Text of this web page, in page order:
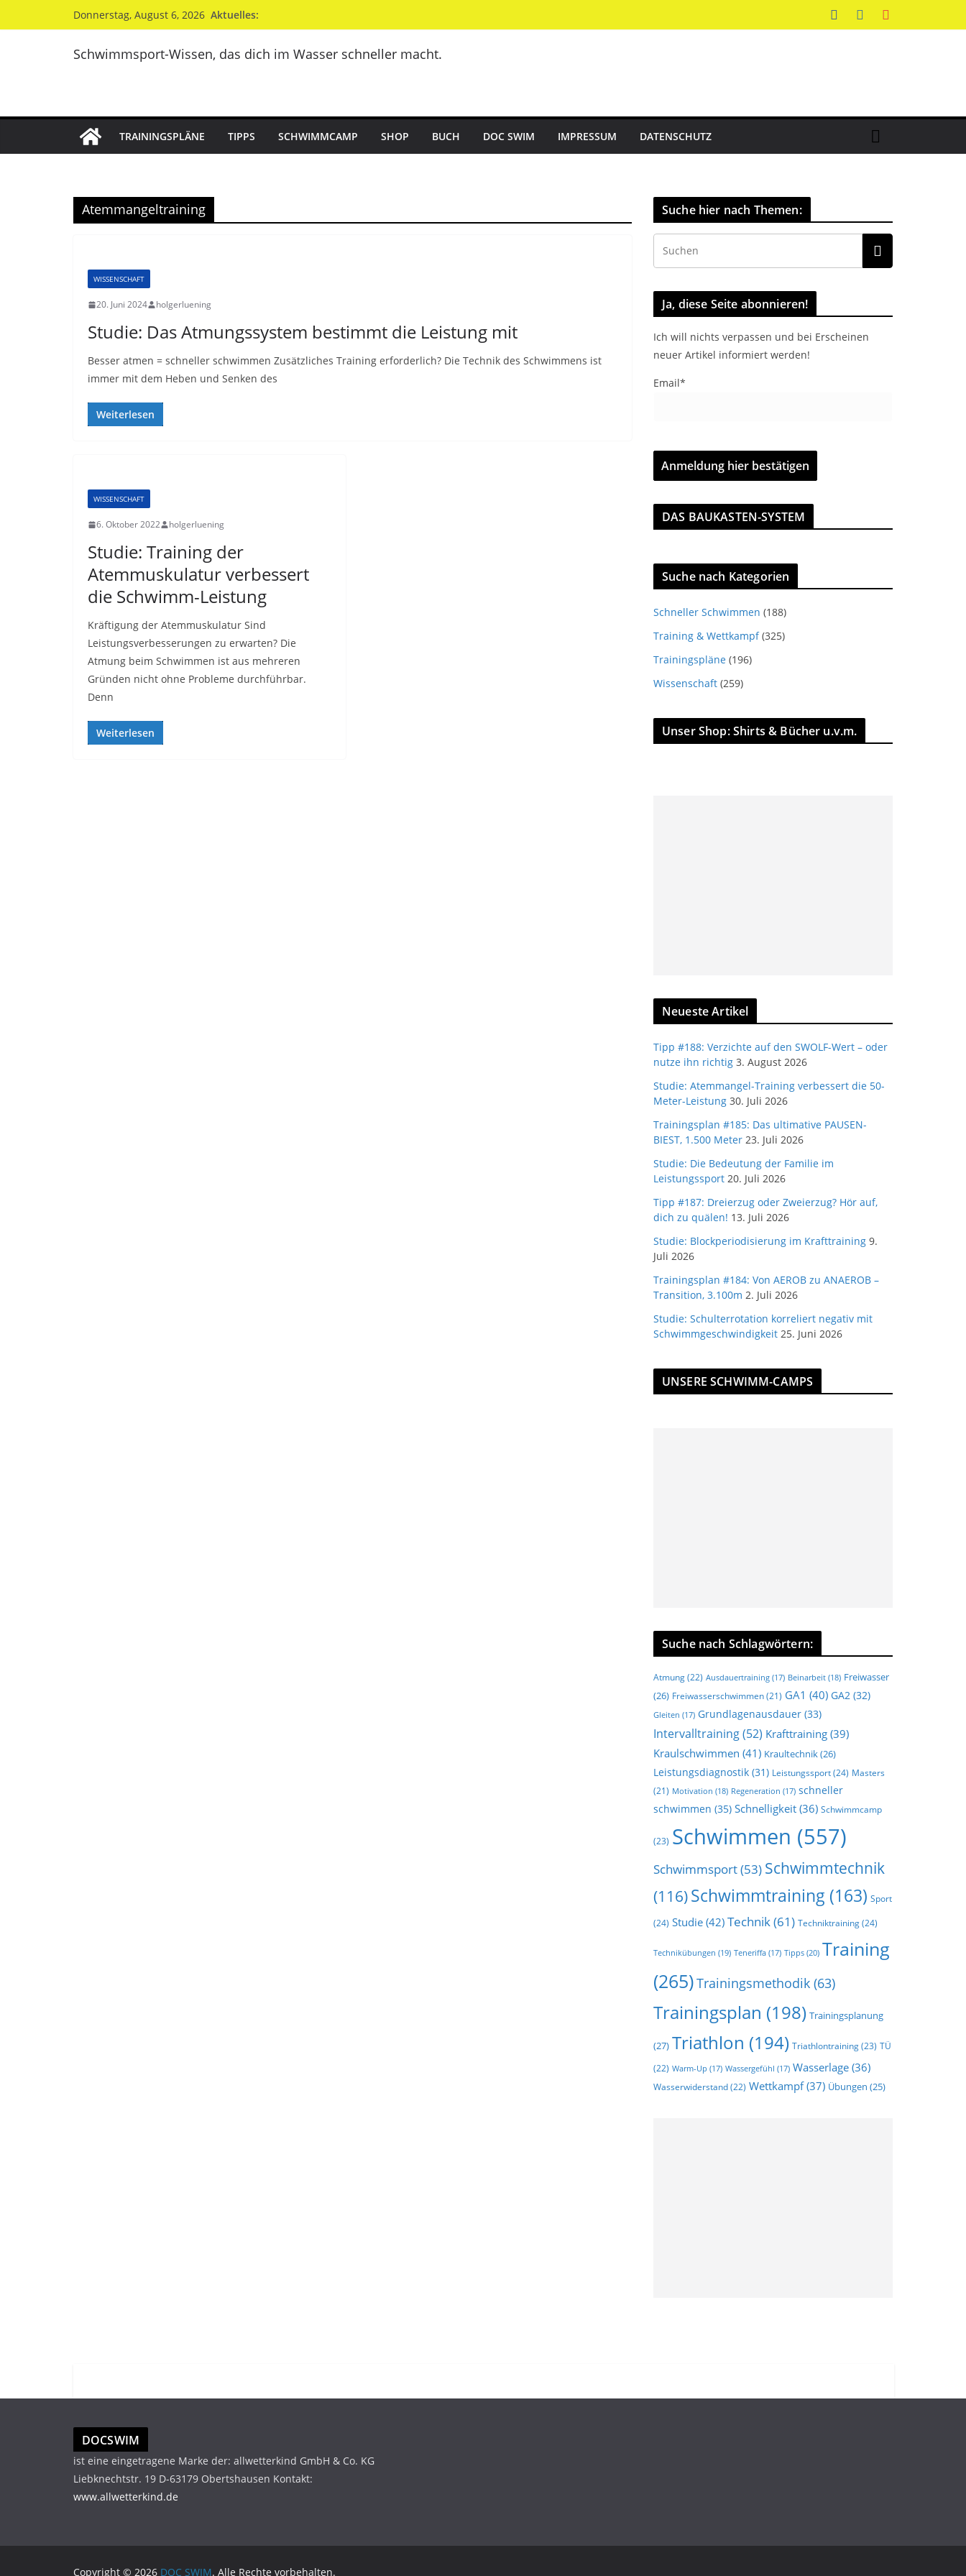
Inhalt
Donnerstag, August 6, 2026 Aktuelles:
Schwimmsport-Wissen, das dich im Wasser schneller macht.
TRAININGSPLÄNE TIPPS SCHWIMMCAMP SHOP BUCH DOC SWIM IMPRESSUM DATENSCHUTZ
Atemmangeltraining
WISSENSCHAFT
20. Juni 2024 holgerluening
Studie: Das Atmungssystem bestimmt die Leistung mit
Besser atmen = schneller schwimmen Zusätzliches Training erforderlich? Die Technik des Schwimmens ist
immer mit dem Heben und Senken des
Weiterlesen
WISSENSCHAFT
6. Oktober 2022 holgerluening
Studie: Training der
Atemmuskulatur verbessert
die Schwimm-Leistung
Kräftigung der Atemmuskulatur Sind
Leistungsverbesserungen zu erwarten? Die
Atmung beim Schwimmen ist aus mehreren
Gründen nicht ohne Probleme durchführbar.
Denn
Weiterlesen
Suche hier nach Themen:
Ja, diese Seite abonnieren!
Ich will nichts verpassen und bei Erscheinen
neuer Artikel informiert werden!
Email*
DAS BAUKASTEN-SYSTEM
Suche nach Kategorien
Schneller Schwimmen (188)
Training & Wettkampf(325)
Trainingspläne (196)
Wissenschaft (259)
Unser Shop: Shirts & Bücher u.v.m.
Neueste Artikel
Tipp #188: Verzichte auf den SWOLF-Wert – oder
nutze ihn richtig 3. August 2026
Studie: Atemmangel-Training verbessert die 50-
Meter-Leistung 30. Juli 2026
Trainingsplan #185: Das ultimative PAUSEN-
BIEST, 1.500 Meter 23. Juli 2026
Studie: Die Bedeutung der Familie im
Leistungssport 20. Juli 2026
Tipp #187: Dreierzug oder Zweierzug? Hör auf,
dich zu quälen! 13. Juli 2026
Studie: Blockperiodisierung im Krafttraining 9.
Juli 2026
Trainingsplan #184: Von AEROB zu ANAEROB –
Transition, 3.100m 2. Juli 2026
Studie: Schulterrotation korreliert negativ mit
Schwimmgeschwindigkeit 25. Juni 2026
UNSERE SCHWIMM-CAMPS
Suche nach Schlagwörtern:
Atmung(22) Ausdauertraining (17) Beinarbeit (18) Freiwasser
(26) Freiwasserschwimmen (21) GA1 (40) GA2 (32)
Gleiten (17) Grundlagenausdauer (33)
Intervalltraining(52) Krafttraining (39)
Kraulschwimmen (41) Kraultechnik(26)
Leistungsdiagnostik (31) Leistungssport(24) Masters
(21) Motivation (18) Regeneration (17) schneller
schwimmen (35) Schnelligkeit (36) Schwimmcamp
(23) Schwimmen (557)
Schwimmsport(53) Schwimmtechnik
(116)Schwimmtraining (163) Sport
(24) Studie (42) Technik(61) Techniktraining(24)
Technikübungen (19) Teneriffa (17) Tipps (20) Training
(265)Trainingsmethodik (63)
Trainingsplan (198) Trainingsplanung
(27) Triathlon (194) Triathlontraining(23) TÜ
(22) Warm-Up (17) Wassergefühl (17) Wasserlage (36)
Wasserwiderstand(22) Wettkampf(37) Übungen (25)
DOCSWIM
ist eine eingetragene Marke der: allwetterkind GmbH & Co. KG
Liebknechtstr. 19 D-63179 Obertshausen Kontakt:
www.allwetterkind.de
Copyright © 2026 DOC SWIM. Alle Rechte vorbehalten.